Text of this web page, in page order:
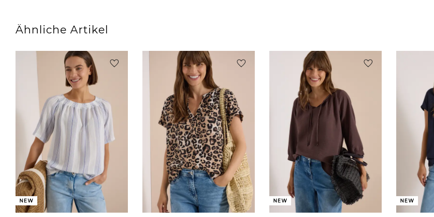
Ähnliche Artikel
NEW NEW NEW